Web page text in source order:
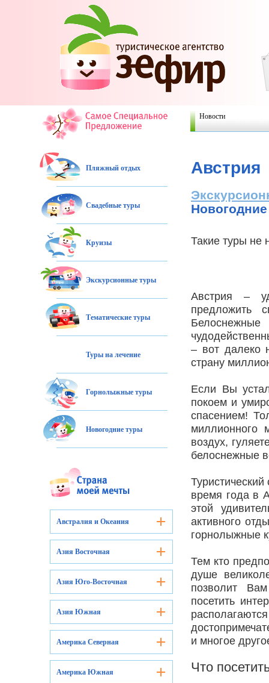
Новости
Пляжный отдых
Свадебные туры
Круизы
Экскурсионные туры
Тематические туры
Туры на лечение
Горнолыжные туры
Новогодние туры
Австралия и Океания
Азия Восточная
Азия Юго-Восточная
Азия Южная
Америка Северная
Америка Южная
Австрия
Такие туры не
Австрия –
предложить
– вот далеко
страну
Если Вы
покоем и
спасением!
миллионного
воздух,
белоснежные
время года в
этой
активного
горнолыжные
Тем кто
душе
позволит
посетить
и многое
Что